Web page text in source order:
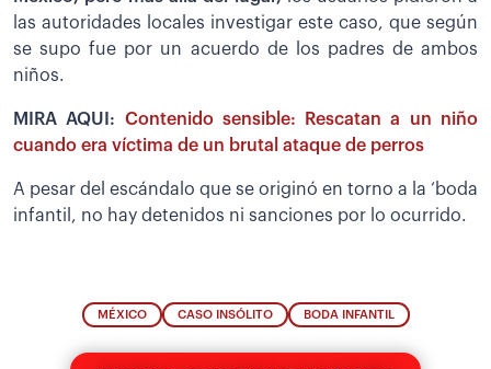
las autoridades locales investigar este caso, que según
se supo fue por un acuerdo de los padres de ambos
niños.
MIRA AQUI: Contenido sensible: Rescatan a un niño
cuando era víctima de un brutal ataque de perros
A pesar del escándalo que se originó en torno a la ‘boda
infantil, no hay detenidos ni sanciones por lo ocurrido.
MÉXICO CASO INSÓLITO BODA INFANTIL